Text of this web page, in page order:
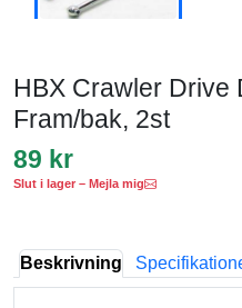
HBX Crawler Drive
Fram/bak, 2st
89 kr
Slut i lager – Mejla mig
Beskrivning